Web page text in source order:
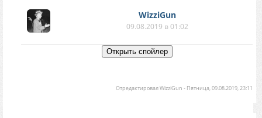
WizziGun
09.08.2019 в 01:02
ОтредактировалWizziGun - Пятница, 09.08.2019, 23:11